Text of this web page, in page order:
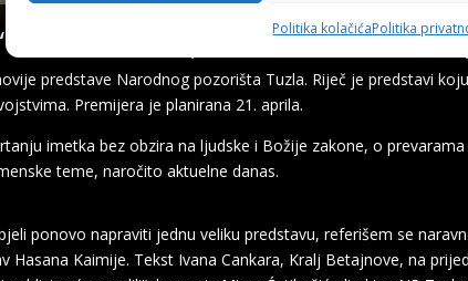
Politika kolačićaPolitika
u Narodnom pozorištu Tuzla 21.
predstave Narodnog pozorišta Tuzla. Riječ je predstavi
Premijera je planirana 21. aprila.
imetka bez obzira na ljudske i Božije zakone, o
teme, naročito aktuelne danas.
ponovo napraviti jednu veliku predstavu, referišem se
Hasana Kaimije. Tekst Ivana Cankara, Kralj Betajnove, na